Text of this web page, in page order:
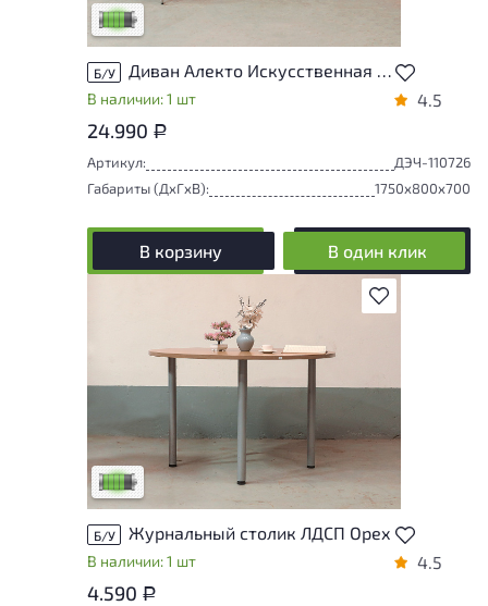
Низкая степень износа
Б/У Диван Алекто Искусственная кожа Чёрный
В наличии: 1 шт 4.5
24.990 Р
Артикул:
ДЭЧ-110726
Габариты (ДxГxВ):
1750x800x700
В корзину В один клик
В избранное
У товара присутствуют незначительные
следы эксплуатации, не влияющие на
удобство его использования
Низкая степень износа
Б/У Журнальный столик ЛДСП Орех
В наличии: 1 шт 4.5
4.590 Р